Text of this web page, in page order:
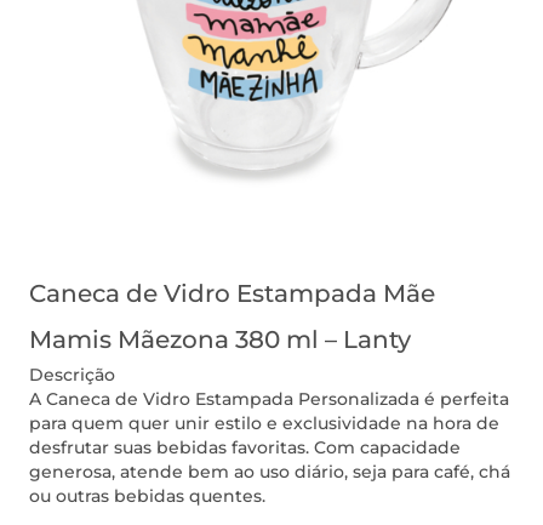
Caneca de Vidro Estampada Mãe
Mamis Mãezona 380 ml – Lanty
Descrição
A Caneca de Vidro Estampada Personalizada é perfeita
para quem quer unir estilo e exclusividade na hora de
desfrutar suas bebidas favoritas. Com capacidade
generosa, atende bem ao uso diário, seja para café, chá
ou outras bebidas quentes.